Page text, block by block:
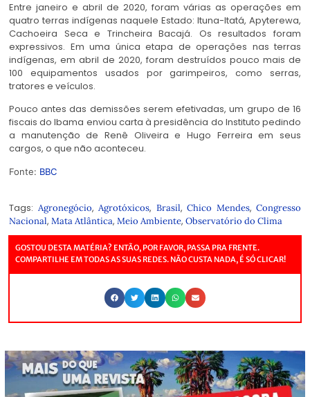
Entre janeiro e abril de 2020, foram várias as operações em
quatro terras indígenas naquele Estado: Ituna-Itatá, Apyterewa,
Cachoeira Seca e Trincheira Bacajá. Os resultados foram
expressivos. Em uma única etapa de operações nas terras
indígenas, em abril de 2020, foram destruídos pouco mais de
100 equipamentos usados por garimpeiros, como serras,
tratores e veículos.
Pouco antes das demissões serem efetivadas, um grupo de 16
fiscais do Ibama enviou carta à presidência do Instituto pedindo
a manutenção de Renê Oliveira e Hugo Ferreira em seus
cargos, o que não aconteceu.
Fonte: BBC
Tags: Agronegócio, Agrotóxicos, Brasil, Chico Mendes, Congresso
Nacional, Mata Atlântica, Meio Ambiente, Observatório do Clima
GOSTOU DESTA MATÉRIA? ENTÃO, POR FAVOR, PASSA PRA FRENTE.
COMPARTILHE EM TODAS AS SUAS REDES. NÃO CUSTA NADA, É SÓ CLICAR!